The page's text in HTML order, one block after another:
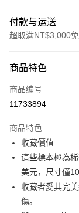
付款与运送
超取满NT$3,000
信用卡一次付款
超商取货付款
Apple Pay
街口支付
悠遊付
ATM付款
商品特色
商品编号
11733894
商品特色
收藏價值
這些標本極為
美元，尺寸僅
收藏者愛其完
傷。